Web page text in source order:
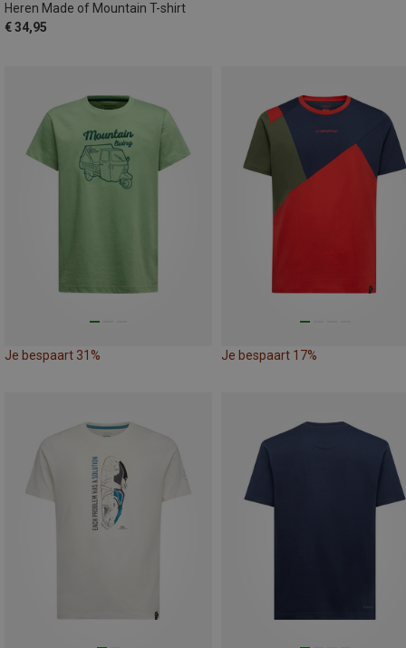
Heren Made of Mountain T-shirt
€ 34,95
Je bespaart 31% Je bespaart 17%